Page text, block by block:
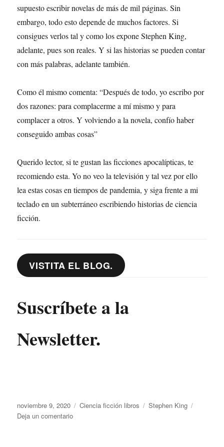
supuesto escribir novelas de más de mil páginas. Sin
embargo, todo esto depende de muchos factores. Si
consigues verlos tal y como los expone Stephen King,
adelante, pues son reales. Y si las historias se pueden contar
con más palabras, adelante también.
Como él mismo comenta: “Después de todo, yo escribo por
dos razones: para complacerme a mí mismo y para
complacer a otros. Y volviendo a la novela, confío haber
conseguido ambas cosas”
Querido lector, si te gustan las ficciones apocalípticas, te
recomiendo esta. Yo no veo la televisión y tal vez por ello
lea estas cosas en tiempos de pandemia, y siga frente a mi
teclado en un subterráneo escribiendo historias de ciencia
ficción.
VISTITA EL BLOG.
Suscríbete a la
Newsletter.
Publicado
el
noviembre 9, 2020 Categorías
Ciencia ficción libros Etiquetas
Stephen King
Deja un comentarioen